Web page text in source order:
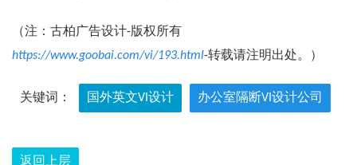
（注：古柏广告设计-版权所有
https://www.goobai.com/vi/193.html-转载请注明出处。）
关键词： 国外英文VI设计 办公室隔断VI设计公司
返回上层